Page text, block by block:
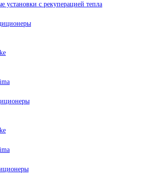
установки с рекуперацией тепла